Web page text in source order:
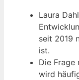
Laura
seit 2019
ist.
Die Frage
wird